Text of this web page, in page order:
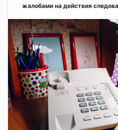
жалобами на действия